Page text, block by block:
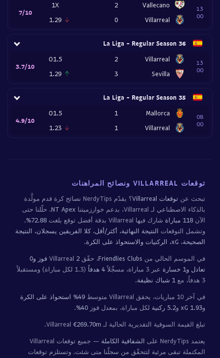
13
00
Vallecano
Villarreal
2
0
1X
1.29
7/10
La Liga - Regular Season 36
13
00
Villarreal
Sevilla
2
3
O1.5
1.29
3.7/10
La Liga - Regular Season 35
08
00
Mallorca
Villarreal
1
1
O1.5
1.23
4.9/10
توقعات VILLARREAL ونصائح المراهنات
تبحث عن توقعات Villarreal
؟ يقدّم NerdyTips نصائح كرة قدم مولَّدة
بالذكاء الاصطناعي لـ Villarreal، بدعم خوارزميتنا
NT Apex. حلّلنا حتى
الآن 118 مباراة شارك فيها Villarreal بدقة أفضل توقع بلغت 72.88%
.
وتشمل التوقعات النتيجة النهائية، أكثر/أقل، كلا الفريقين يسجلان، النتيجة
الصحيحة، xG، الركنيات والاستحواذ على الكرة
.
في الموسم الحالي من Friendlies Clubs، حقّق Villarreal
2 فوز و0
تعادل و1 خسارة
عبر 3 مباراة، مسجِّلاً 4 هدفاً
(1.3 لكل مباراة) ومستقبلاً
3 هدفاً، مع
1 شباك نظيفة .
في آخر 10 مباريات، يحقق Villarreal متوسط
49% استحواذ على الكرة
و1.93 xG و5.2 ركنية لكل مباراة، بمعدل فوز 40%
.
تبلغ القيمة السوقية التقديرية الحالية لـ Villarreal €269.70m
.
يعتمد NerdyTips على الشفافية الكاملة
— جميع توقعات Villarreal
المكتملة تبقى مرئية لتتحقّق من سجلّنا متى شئت. وتستلزم توقعات